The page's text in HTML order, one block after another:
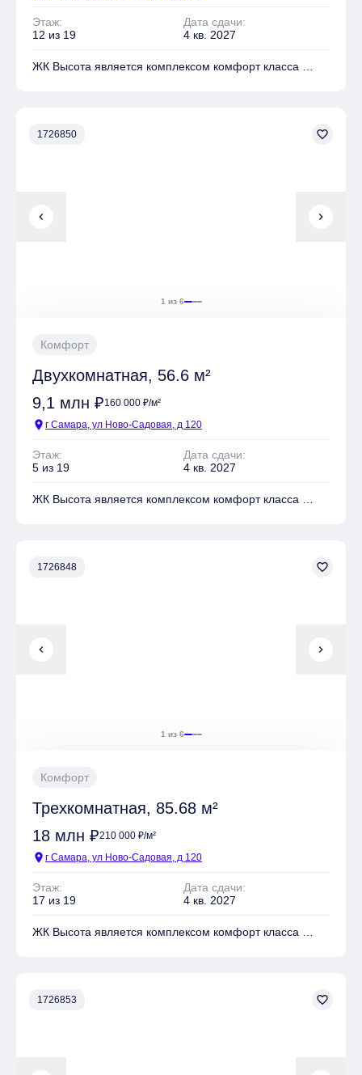
Этаж:
12 из 19
Дата сдачи:
4 кв. 2027
ЖК Высота является комплексом комфорт класса
chevron_left chevron_right
1 из 6
1726850 favorite_border
Комфорт
Двухкомнатная, 56.6 м²
9,1 млн ₽160 000 ₽/м²
location_on г Самара, ул Ново-Садовая, д 120
Этаж:
5 из 19
Дата сдачи:
4 кв. 2027
ЖК Высота является комплексом комфорт класса
chevron_left chevron_right
1 из 6
1726848 favorite_border
Комфорт
Трехкомнатная, 85.68 м²
18 млн ₽210 000 ₽/м²
location_on г Самара, ул Ново-Садовая, д 120
Этаж:
17 из 19
Дата сдачи:
4 кв. 2027
ЖК Высота является комплексом комфорт класса
1726853 favorite_border